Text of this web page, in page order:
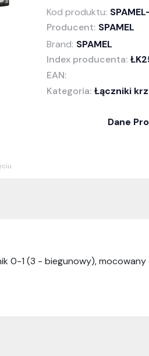
Kod produktu:
Producent: SPAMEL
Brand: SPAMEL
Index producenta:
EAN:
Kategoria: Łączniki
Dane
0-1 (3 - biegunowy),